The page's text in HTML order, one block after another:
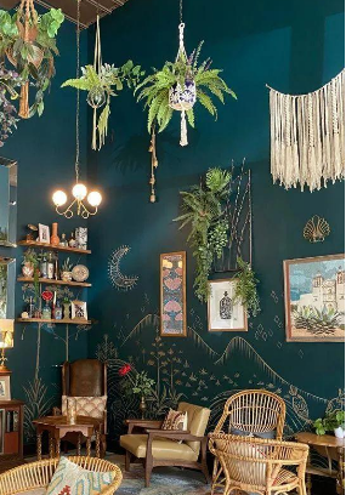
注册